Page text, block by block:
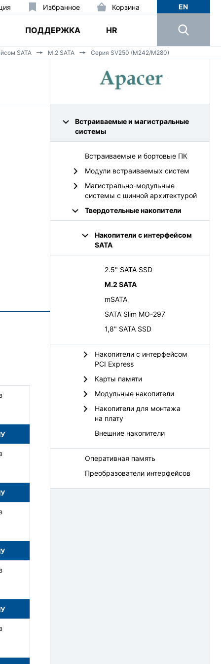
Избранное Корзина
ПОДДЕРЖКА HR
EN
SATA M.2 SATA Серия SV250 (M242/M280)
Встраиваемые и магистральные
системы
Встраиваемые и бортовые ПК
Модули встраиваемых систем
Магистрально-модульные
системы с шинной архитектурой
Твердотельные накопители
Накопители с интерфейсом
SATA
2.5" SATA SSD
M.2 SATA
mSATA
SATA Slim MO-297
1,8" SATA SSD
Накопители с интерфейсом
PCI Express
Карты памяти
Модульные накопители
Накопители для монтажа
на плату
Внешние накопители
Оперативная память
Преобразователи интерфейсов